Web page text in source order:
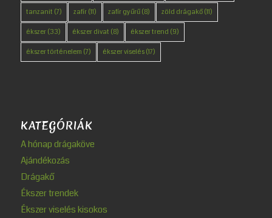
tanzanit (7) zafír(11) zafír gyűrű(8) zöld drágakő(11)
ékszer(33) ékszer divat (8) ékszer trend (9)
ékszer történelem (7) ékszer viselés(17)
KATEGÓRIÁK
A hónap drágaköve
Ajándékozás
Drágakő
Ékszer trendek
Ékszer viselés kisokos